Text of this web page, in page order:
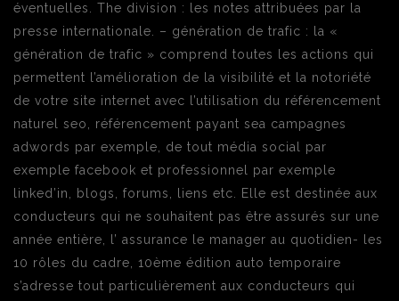
éventuelles. The division : les notes attribuées par la
presse internationale. – génération de trafic : la «
génération de trafic » comprend toutes les actions qui
permettent l’amélioration de la visibilité et la notoriété
de votre site internet avec l’utilisation du référencement
naturel seo, référencement payant sea campagnes
adwords par exemple, de tout média social par
exemple facebook et professionnel par exemple
linked’in, blogs, forums, liens etc. Elle est destinée aux
conducteurs qui ne souhaitent pas être assurés sur une
année entière, l’ assurance le manager au quotidien- les
10 rôles du cadre, 10ème édition auto temporaire
s’adresse tout particulièrement aux conducteurs qui